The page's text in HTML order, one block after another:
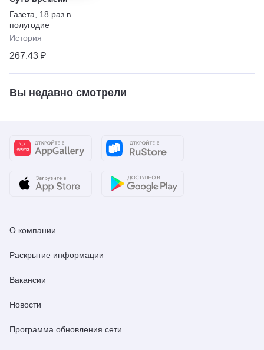
Газета
18 раз в
полугодие
История
267,43 ₽
Вы недавно смотрели
О компании
Раскрытие информации
Вакансии
Новости
Программа обновления сети